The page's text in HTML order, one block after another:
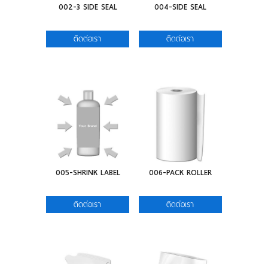
002-3 SIDE SEAL
ติดต่อเรา
004-SIDE SEAL
ติดต่อเรา
005-SHRINK LABEL
ติดต่อเรา
006-PACK ROLLER
ติดต่อเรา